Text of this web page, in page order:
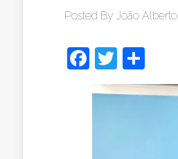
Posted By João Alberto
Facebook
Twitter